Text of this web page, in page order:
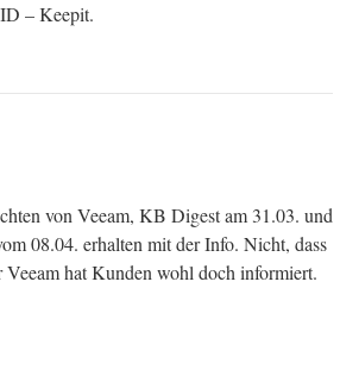
– Keepit.
von Veeam, KB Digest am 31.03. und
08.04. erhalten mit der Info. Nicht, dass
Veeam hat Kunden wohl doch informiert.